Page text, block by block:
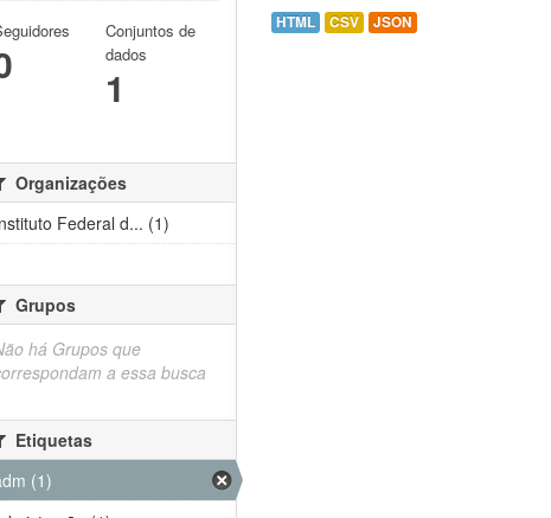
HTML CSV JSON
Conjuntos de
dados
1
Organizações
Federal d... (1)
Grupos
há Grupos que
a essa busca
Etiquetas
(1)